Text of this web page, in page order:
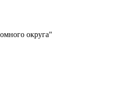
округа"